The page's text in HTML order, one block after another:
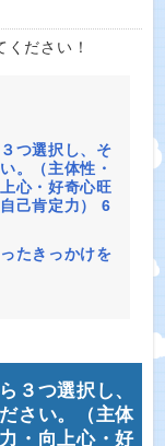
ださい！
つ選択し、そ
。（主体性・
心・好奇心旺
己肯定力） 6
たきっかけを
３つ選択し、
さい。（主体
・向上心・好